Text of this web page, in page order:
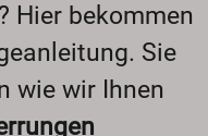
Hier bekommen
Sie
wie wir Ihnen